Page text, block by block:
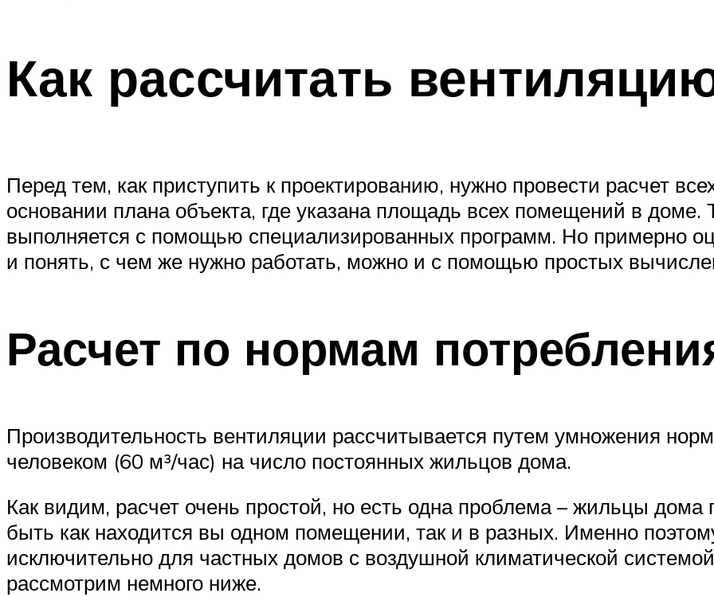
Как рассчитать
Перед тем, как приступить к проектированию, нужно провести расчет
основании плана объекта, где указана площадь всех помещений в доме.
выполняется с помощью специализированных программ. Но примерно
и понять, с чем же нужно работать, можно и с помощью простых
Расчет по нормам
Производительность вентиляции рассчитывается путем умножения
человеком (60 м³/час) на число постоянных жильцов дома.
Как видим, расчет очень простой, но есть одна проблема – жильцы
быть как находится вы одном помещении, так и в разных. Именно
исключительно для частных домов с воздушной климатической
рассмотрим немного ниже.